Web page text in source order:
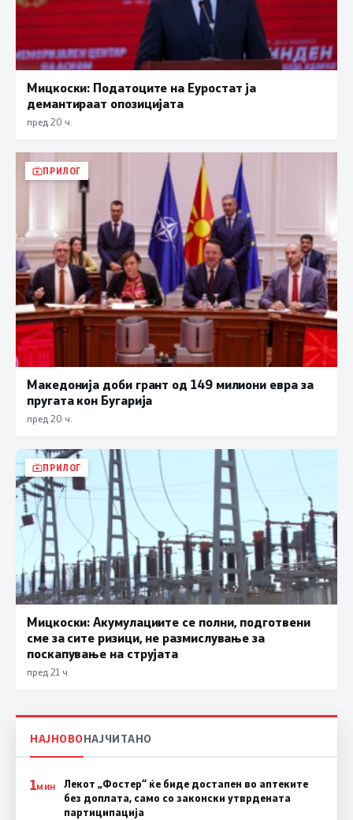
Мицкоски: Податоците на Еуростат ја
демантираат опозицијата
пред 20 ч.
ПРИЛОГ
Македонија доби грант од 149 милиони евра за
пругата кон Бугарија
пред 20 ч.
ПРИЛОГ
Мицкоски: Акумулациите се полни, подготвени
сме за сите ризици, не размислување за
поскапување на струјата
пред 21 ч.
НАЈНОВОНАЈЧИТАНО
1МИН
Лекот „Фостер“ ќе биде достапен во аптеките
без доплата, само со законски утврдената
партиципација